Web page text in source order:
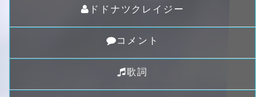
ドドナツクレイジー
コメント
歌詞